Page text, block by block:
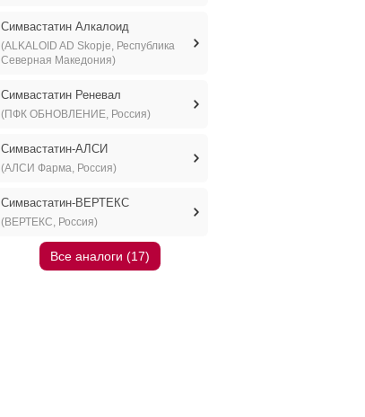
Симвастатин Алкалоид
(ALKALOID AD Skopje, Республика
Северная Македония)
Симвастатин Реневал
(ПФК ОБНОВЛЕНИЕ, Россия)
Симвастатин-АЛСИ
(АЛСИ Фарма, Россия)
Симвастатин-ВЕРТЕКС
(ВЕРТЕКС, Россия)
Все аналоги (17)